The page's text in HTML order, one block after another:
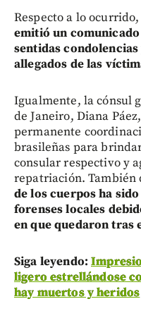
Respecto a lo ocurrido,
emitió un
sentidas
allegados de las
Igualmente, la cónsul
de Janeiro, Diana
permanente
brasileñas para
consular respectivo y
repatriación.
de los cuerpos ha
forenses locales
en que quedaron tras
Siga leyendo:
ligero estrellándose
hay muertos y heridos